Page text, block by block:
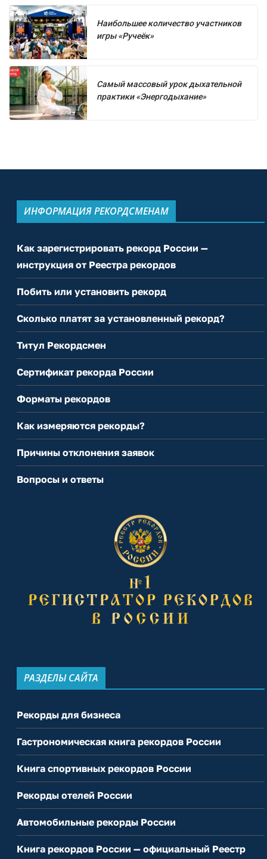
Наибольшее количество участников
игры «Ручеёк»
Самый массовый урок дыхательной
практики «Энергодыхание»
ИНФОРМАЦИЯ РЕКОРДСМЕНАМ
Как зарегистрировать рекорд России —
инструкция от Реестра рекордов
Побить или установить рекорд
Сколько платят за установленный рекорд?
Титул Рекордсмен
Сертификат рекорда России
Форматы рекордов
Как измеряются рекорды?
Причины отклонения заявок
Вопросы и ответы
РАЗДЕЛЫ САЙТА
Рекорды для бизнеса
Гастрономическая книга рекордов России
Книга спортивных рекордов России
Рекорды отелей России
Автомобильные рекорды России
Книга рекордов России — официальный Реестр